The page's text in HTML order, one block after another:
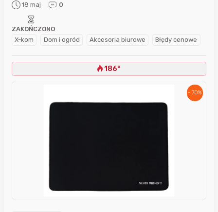
18 maj 0
X-kom Dom i ogród Akcesoria biurowe Błędy cenowe
ZAKOŃCZONO
186°
- 70%